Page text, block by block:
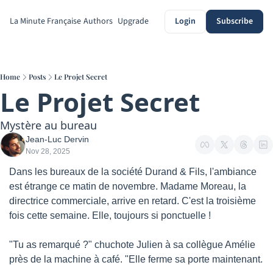
La Minute Française Authors Upgrade Login Subscribe
Home Posts Le Projet Secret
Le Projet Secret
Mystère au bureau
Jean-Luc Dervin
Nov 28, 2025
Dans les bureaux de la société Durand & Fils, l'ambiance
est étrange ce matin de novembre. Madame Moreau, la
directrice commerciale, arrive en retard. C'est la troisième
fois cette semaine. Elle, toujours si ponctuelle !
"Tu as remarqué ?" chuchote Julien à sa collègue Amélie
près de la machine à café. "Elle ferme sa porte maintenant.